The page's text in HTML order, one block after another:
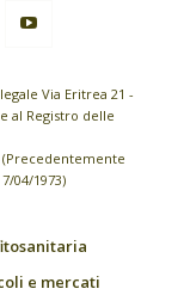
Via Eritrea 21 -
al Registro delle
(Precedentemente
04/1973)
e mercati